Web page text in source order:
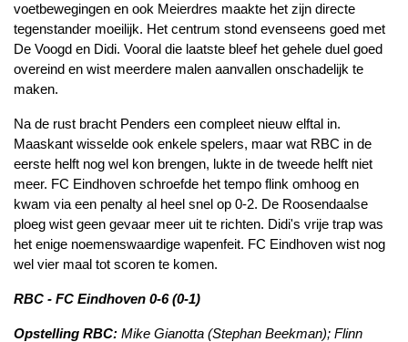
voetbewegingen en ook Meierdres maakte het zijn directe
tegenstander moeilijk. Het centrum stond evenseens goed met
De Voogd en Didi. Vooral die laatste bleef het gehele duel goed
overeind en wist meerdere malen aanvallen onschadelijk te
maken.
Na de rust bracht Penders een compleet nieuw elftal in.
Maaskant wisselde ook enkele spelers, maar wat RBC in de
eerste helft nog wel kon brengen, lukte in de tweede helft niet
meer. FC Eindhoven schroefde het tempo flink omhoog en
kwam via een penalty al heel snel op 0-2. De Roosendaalse
ploeg wist geen gevaar meer uit te richten. Didi's vrije trap was
het enige noemenswaardige wapenfeit. FC Eindhoven wist nog
wel vier maal tot scoren te komen.
RBC - FC Eindhoven 0-6 (0-1)
Opstelling RBC: Mike Gianotta (Stephan Beekman); Flinn